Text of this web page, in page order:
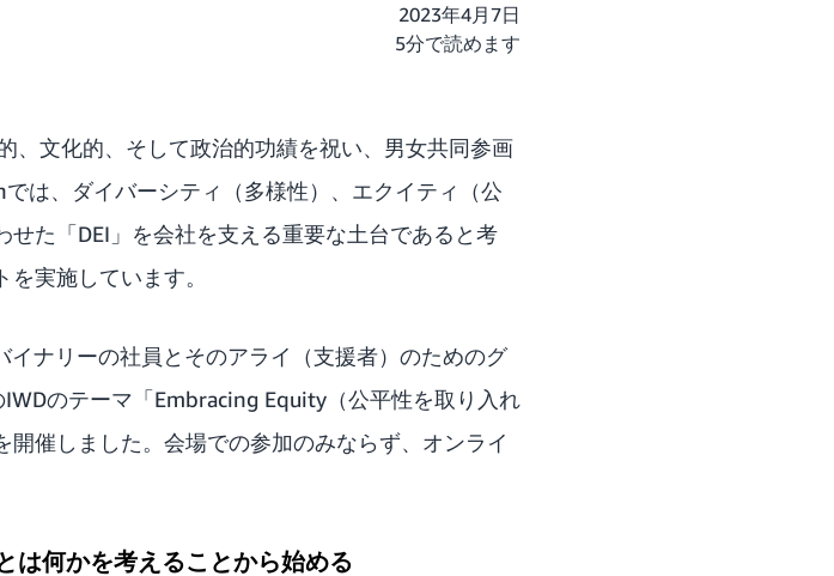
2023年4月7日
5分で読めます
、文化的、そして政治的功績を祝い、男女共同参画
は、ダイバーシティ（多様性）、エクイティ（公
た「DEI」を会社を支える重要な土台であると考
実施しています。
ナリーの社員とそのアライ（支援者）のためのグ
のテーマ「Embracing Equity（公平性を取り入れ
催しました。会場での参加のみならず、オンライ
何かを考えることから始める